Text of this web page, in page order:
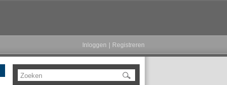
Inloggen Registreren
Zoeken